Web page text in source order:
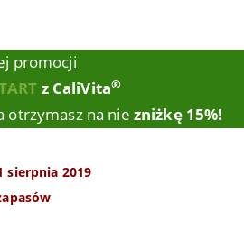
promocji
z CaliVita®
otrzymasz na nie zniżkę 15%!
sierpnia 2019